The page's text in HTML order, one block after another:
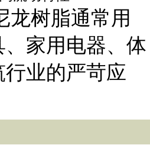
龙树脂通常用
家用电器、体
业的严苛应